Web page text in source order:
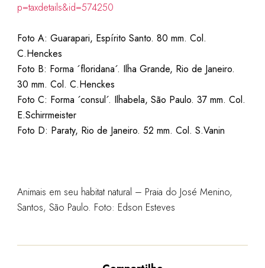
p=taxdetails&id=574250
Foto A: Guarapari, Espírito Santo. 80 mm. Col.
C.Henckes
Foto B: Forma ´floridana´. Ilha Grande, Rio de Janeiro.
30 mm. Col. C.Henckes
Foto C: Forma ´consul´. Ilhabela, São Paulo. 37 mm. Col.
E.Schirrmeister
Foto D: Paraty, Rio de Janeiro. 52 mm. Col. S.Vanin
Animais em seu habitat natural – Praia do José Menino,
Santos, São Paulo. Foto: Edson Esteves